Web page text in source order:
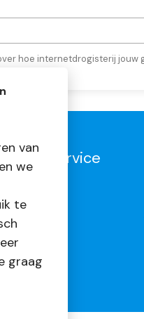
hoe internetdrogisterij jouw
van
we
te
graag